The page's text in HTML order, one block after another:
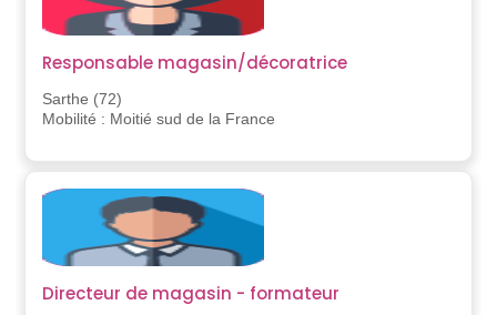
Responsable magasin/décoratrice
Sarthe (72)
Mobilité : Moitié sud de la France
Directeur de magasin - formateur